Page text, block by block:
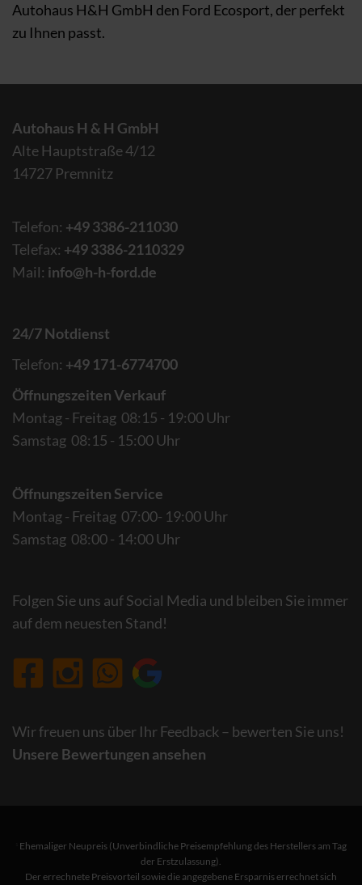
Autohaus H&H GmbH den Ford Ecosport, der perfekt
zu Ihnen passt.
Autohaus H & H GmbH
Alte Hauptstraße 4/12
14727 Premnitz
Telefon: +49 3386-211030
Telefax: +49 3386-2110329
Mail: info@h-h-ford.de
24/7 Notdienst
Telefon: +49 171-6774700
Öffnungszeiten Verkauf
Montag - Freitag 08:15 - 19:00 Uhr
Samstag 08:15 - 15:00 Uhr
Öffnungszeiten Service
Montag - Freitag 07:00- 19:00 Uhr
Samstag 08:00 - 14:00 Uhr
Folgen Sie uns auf Social Media und bleiben Sie immer
auf dem neuesten Stand!
Wir freuen uns über Ihr Feedback – bewerten Sie uns!
Unsere Bewertungen ansehen
Ehemaliger Neupreis (Unverbindliche Preisempfehlung des Herstellers am Tag
der Erstzulassung).
Der errechnete Preisvorteil sowie die angegebene Ersparnis errechnet sich